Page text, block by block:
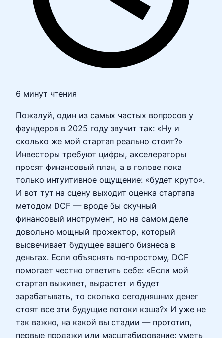
6 минут чтения
Пожалуй, один из самых частых вопросов у
фаундеров в 2025 году звучит так: «Ну и
сколько же мой стартап реально стоит?»
Инвесторы требуют цифры, акселераторы
просят финансовый план, а в голове пока
только интуитивное ощущение: «будет круто».
И вот тут на сцену выходит оценка стартапа
методом DCF — вроде бы скучный
финансовый инструмент, но на самом деле
довольно мощный прожектор, который
высвечивает будущее вашего бизнеса в
деньгах. Если объяснять по‑простому, DCF
помогает честно ответить себе: «Если мой
стартап выживет, вырастет и будет
зарабатывать, то сколько сегодняшних денег
стоят все эти будущие потоки кэша?» И уже не
так важно, на какой вы стадии — прототип,
первые продажи или масштабирование: уметь